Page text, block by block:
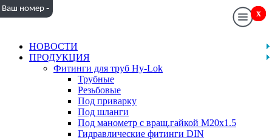
НОВОСТИ
ПРОДУКЦИЯ
Фитинги для труб Hy-Lok
Трубные
Резьбовые
Под приварку
Под шланги
Под манометр с вращ.гайкой M20x1.5
Гидравлические фитинги DIN
x
Ваш номер - x